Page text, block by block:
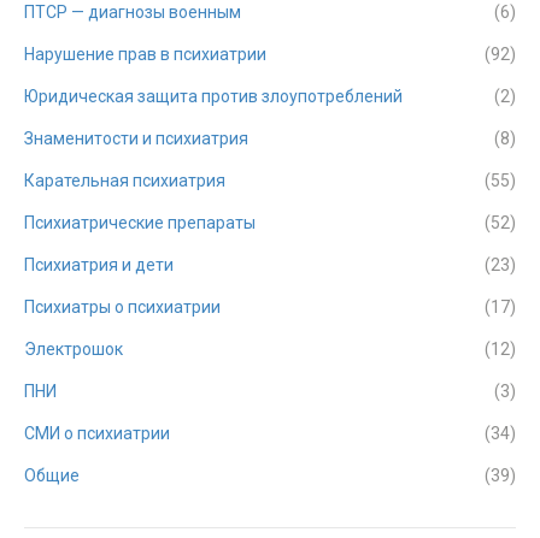
ПТСР — диагнозы военным (6)
Нарушение прав в психиатрии (92)
Юридическая защита против злоупотреблений (2)
Знаменитости и психиатрия (8)
Карательная психиатрия (55)
Психиатрические препараты (52)
Психиатрия и дети (23)
Психиатры о психиатрии (17)
Электрошок (12)
ПНИ (3)
СМИ о психиатрии (34)
Общие (39)